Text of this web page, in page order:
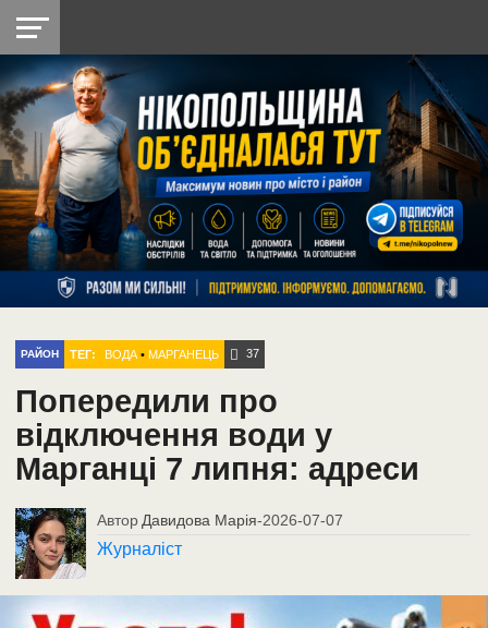
НІКОПОЛЬ
РАЙОН
СІЧЕСЛАВСЬКА
УКРАЇНА
РЕТРО
НІКОПОЛЬ
ЛАЙТ
УКРАЇНА
ДОПОМОГА
РАДІО
РАЙОН ТЕГ: ВОДА •МАРГАНЕЦЬ 37
Попередили про
відключення води у
Марганці 7 липня: адреси
Автор Давидова Марія-2026-07-07
Журналіст